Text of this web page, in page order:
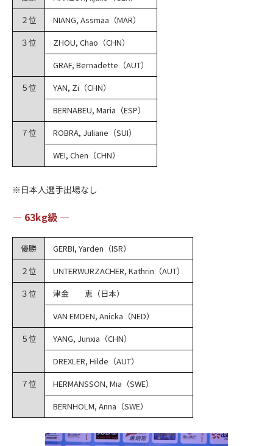
２位
NIANG, Assmaa（MAR）
３位
ZHOU, Chao（CHN）
GRAF, Bernadette（AUT）
５位
YAN, Zi（CHN）
BERNABEU, Maria（ESP）
７位
ROBRA, Juliane（SUI）
WEI, Chen（CHN）
※日本人選手出場なし
― 63kg級 ―
優勝
GERBI, Yarden（ISR）
２位
UNTERWURZACHER, Kathrin（AUT）
３位
津金 恵（日本）
VAN EMDEN, Anicka（NED）
５位
YANG, Junxia（CHN）
DREXLER, Hilde（AUT）
７位
HERMANSSON, Mia（SWE）
BERNHOLM, Anna（SWE）